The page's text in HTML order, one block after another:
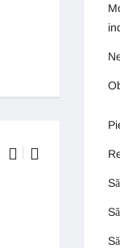
Generația